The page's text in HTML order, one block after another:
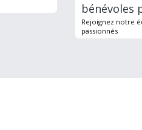
bénévoles
Rejoignez notre
passionnés